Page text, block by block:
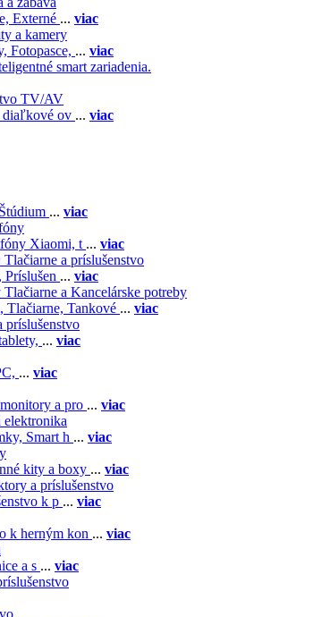
Externé ... viac
a kamery
Fotopasce, ... viac
smart zariadenia.
TV/AV
diaľkové ov ... viac
Štúdium ... viac
Xiaomi, t ... viac
Tlačiarne a príslušenstvo
Príslušen ... viac
Tlačiarne a Kancelárske potreby
Tlačiarne, Tankové ... viac
príslušenstvo
... viac
... viac
a pro ... viac
Smart h ... viac
kity a boxy ... viac
a príslušenstvo
k p ... viac
k herným kon ... viac
a s ... viac